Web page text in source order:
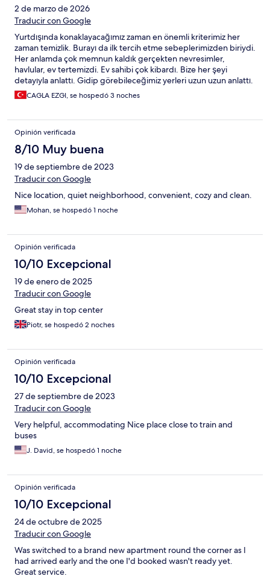
2 de marzo de 2026
Traducir con Google
Yurtdışında konaklayacağımız zaman en önemli kriterimiz her
zaman temizlik. Burayı da ilk tercih etme sebeplerimizden biriydi.
Her anlamda çok memnun kaldık gerçekten nevresimler,
havlular, ev tertemizdi. Ev sahibi çok kibardı. Bize her şeyi
detayıyla anlattı. Gidip görebileceğimiz yerleri uzun uzun anlattı.
Kendisine 7/24 ulaşabildik. Mutfağını kullanmadık ama
malzemeler yeterli görünüyordu. Tekrar gelirsek yine hiç
CAGLA EZGI, se hospedó 3 noches
Opinión verificada
8/10 Muy buena
19 de septiembre de 2023
Traducir con Google
Nice location, quiet neighborhood, convenient, cozy and clean.
Mohan, se hospedó 1 noche
Opinión verificada
10/10 Excepcional
19 de enero de 2025
Traducir con Google
Great stay in top center
Piotr, se hospedó 2 noches
Opinión verificada
10/10 Excepcional
27 de septiembre de 2023
Traducir con Google
Very helpful, accommodating Nice place close to train and
buses
J. David, se hospedó 1 noche
Opinión verificada
10/10 Excepcional
24 de octubre de 2025
Traducir con Google
Was switched to a brand new apartment round the corner as I
had arrived early and the one I'd booked wasn't ready yet.
Great service.